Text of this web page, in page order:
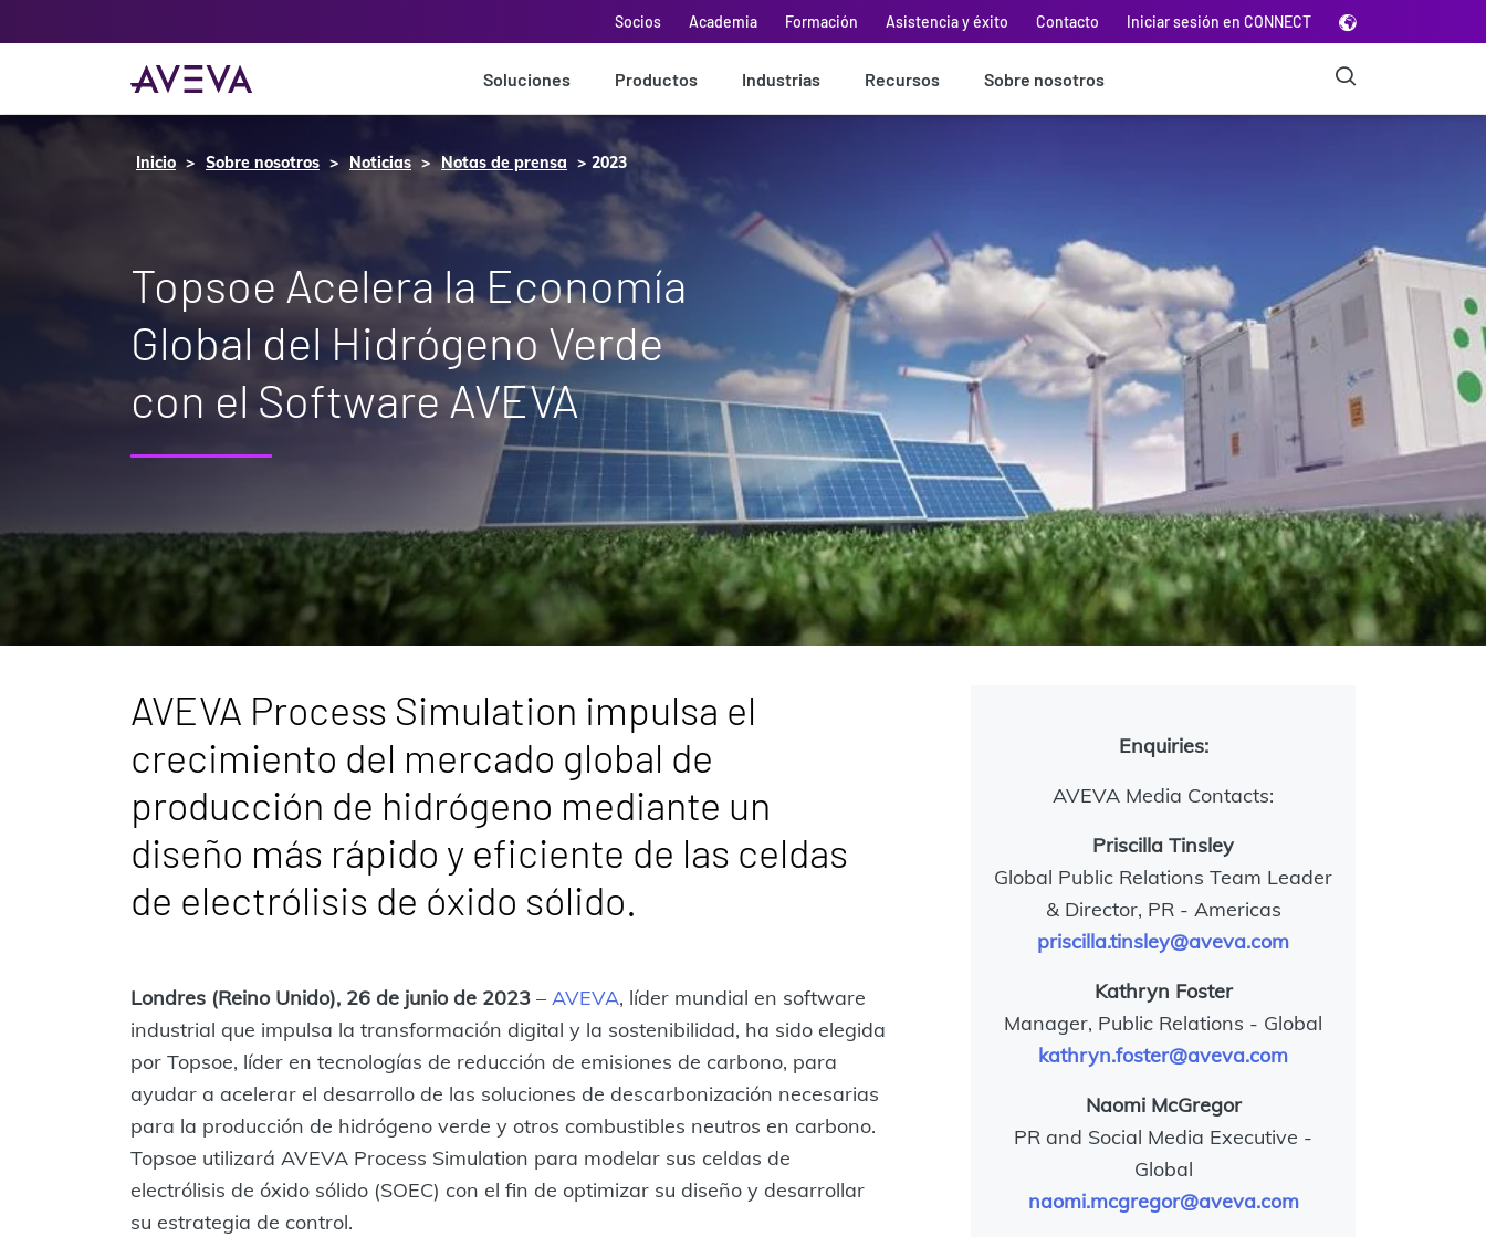
Socios Academia Formación Asistencia y éxito Contacto Iniciar sesión en CONNECT
Soluciones Productos Industrias Recursos Sobre nosotros
Inicio Sobre nosotros Noticias Notas de prensa 2023
Topsoe Acelera la Economía
Global del Hidrógeno Verde
con el Software AVEVA
AVEVA Process Simulation impulsa el
crecimiento del mercado global de
producción de hidrógeno mediante un
diseño más rápido y eficiente de las celdas
de electrólisis de óxido sólido.
Londres (Reino Unido), 26 de junio de 2023 – AVEVA, líder mundial en software
industrial que impulsa la transformación digital y la sostenibilidad, ha sido elegida
por Topsoe, líder en tecnologías de reducción de emisiones de carbono, para
ayudar a acelerar el desarrollo de las soluciones de descarbonización necesarias
para la producción de hidrógeno verde y otros combustibles neutros en carbono.
Topsoe utilizará AVEVA Process Simulation para modelar sus celdas de
electrólisis de óxido sólido (SOEC) con el fin de optimizar su diseño y desarrollar
su estrategia de control.
Enquiries:
AVEVA Media Contacts:
Priscilla Tinsley
Global Public Relations Team Leader
& Director, PR - Americas
priscilla.tinsley@aveva.com
Kathryn Foster
Manager, Public Relations - Global
kathryn.foster@aveva.com
Naomi McGregor
PR and Social Media Executive -
Global
naomi.mcgregor@aveva.com